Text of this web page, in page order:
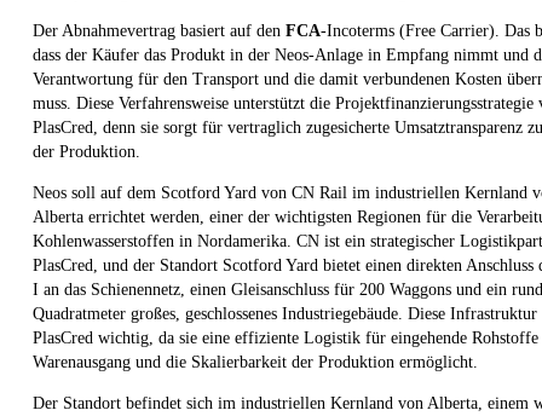
Der Abnahmevertrag basiert auf den FCA-Incoterms (Free Carrier). Das
dass der Käufer das Produkt in der Neos-Anlage in Empfang nimmt und
Verantwortung für den Transport und die damit verbundenen Kosten
muss. Diese Verfahrensweise unterstützt die Projektfinanzierungsstrategie
PlasCred, denn sie sorgt für vertraglich zugesicherte Umsatztransparenz
der Produktion.
Neos soll auf dem Scotford Yard von CN Rail im industriellen Kernland
Alberta errichtet werden, einer der wichtigsten Regionen für die
Kohlenwasserstoffen in Nordamerika. CN ist ein strategischer
PlasCred, und der Standort Scotford Yard bietet einen direkten Anschluss
I an das Schienennetz, einen Gleisanschluss für 200 Waggons und ein
Quadratmeter großes, geschlossenes Industriegebäude. Diese
PlasCred wichtig, da sie eine effiziente Logistik für eingehende Rohstoffe
Warenausgang und die Skalierbarkeit der Produktion ermöglicht.
Der Standort befindet sich im industriellen Kernland von Alberta, einem